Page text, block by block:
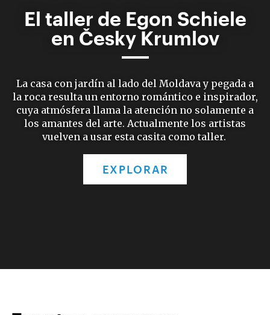
El taller de Egon Schiele
en Česky Krumlov
La casa con jardín al lado del Moldava y pegada a
la roca resulta un entorno romántico e inspirador,
cuya atmósfera llama la atención no solamente a
los amantes del arte. Actualmente los artistas
vuelven a usar esta casita como taller.
EXPLORAR